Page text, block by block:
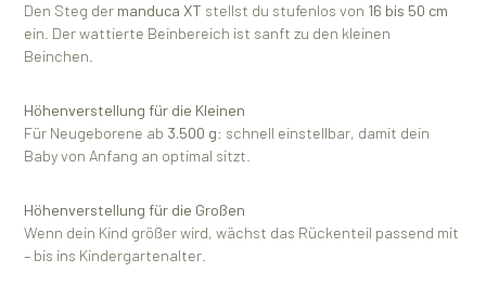
Den Steg der manduca XT stellst du stufenlos von 16 bis 50 cm
ein. Der wattierte Beinbereich ist sanft zu den kleinen
Beinchen.
Höhenverstellung für die Kleinen
Für Neugeborene ab 3.500 g: schnell einstellbar, damit dein
Baby von Anfang an optimal sitzt.
Höhenverstellung für die Großen
Wenn dein Kind größer wird, wächst das Rückenteil passend mit
– bis ins Kindergartenalter.